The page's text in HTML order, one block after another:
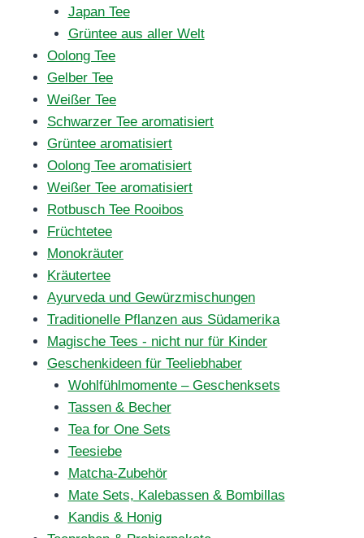
Japan Tee
Grüntee aus aller Welt
Oolong Tee
Gelber Tee
Weißer Tee
Schwarzer Tee aromatisiert
Grüntee aromatisiert
Oolong Tee aromatisiert
Weißer Tee aromatisiert
Rotbusch Tee Rooibos
Früchtetee
Monokräuter
Kräutertee
Ayurveda und Gewürzmischungen
Traditionelle Pflanzen aus Südamerika
Magische Tees - nicht nur für Kinder
Geschenkideen für Teeliebhaber
Wohlfühlmomente – Geschenksets
Tassen & Becher
Tea for One Sets
Teesiebe
Matcha-Zubehör
Mate Sets, Kalebassen & Bombillas
Kandis & Honig